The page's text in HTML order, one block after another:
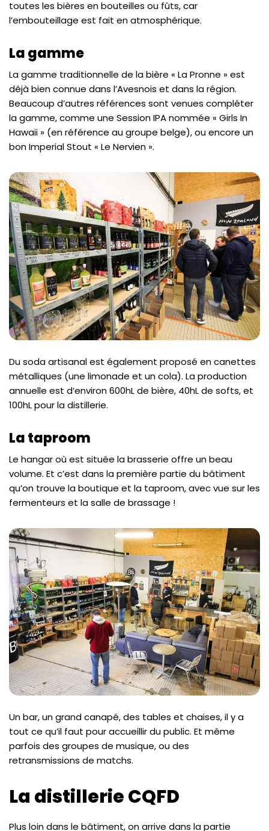
toutes les bières en bouteilles ou fûts, car
l’embouteillage est fait en atmosphérique.
La gamme
La gamme traditionnelle de la bière « La Pronne » est
déjà bien connue dans l’Avesnois et dans la région.
Beaucoup d’autres références sont venues compléter
la gamme, comme une Session IPA nommée « Girls In
Hawaii » (en référence au groupe belge), ou encore un
bon Imperial Stout « Le Nervien ».
Du soda artisanal est également proposé en canettes
métalliques (une limonade et un cola). La production
annuelle est d’environ 600hL de bière, 40hL de softs, et
100hL pour la distillerie.
La taproom
Le hangar où est située la brasserie offre un beau
volume. Et c’est dans la première partie du bâtiment
qu’on trouve la boutique et la taproom, avec vue sur les
fermenteurs et la salle de brassage !
Un bar, un grand canapé, des tables et chaises, il y a
tout ce qu’il faut pour accueillir du public. Et même
parfois des groupes de musique, ou des
retransmissions de matchs.
La distillerie CQFD
Plus loin dans le bâtiment, on arrive dans la partie